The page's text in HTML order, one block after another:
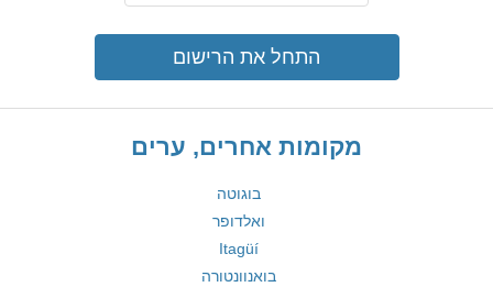
התחל את הרישום
מקומות אחרים, ערים
בוגוטה
ואלדופר
Itagüí
בואנוונטורה